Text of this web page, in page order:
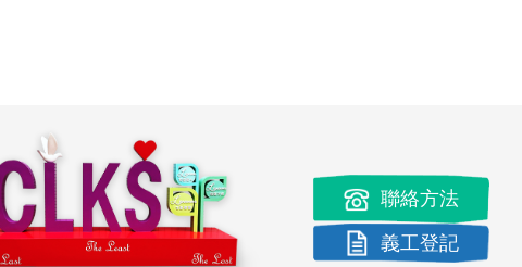
聯絡方法
義工登記